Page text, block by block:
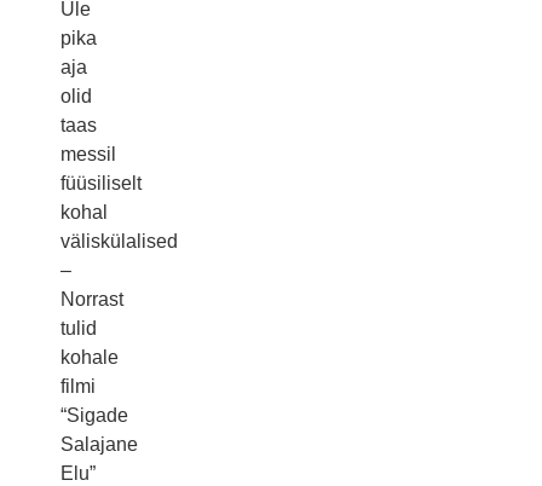
Üle
pika
aja
olid
taas
messil
füüsiliselt
kohal
väliskülalised
–
Norrast
tulid
kohale
filmi
“Sigade
Salajane
Elu”